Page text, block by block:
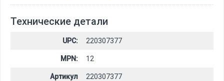
Технические детали
UPC: 220307377
MPN: 12
Артикул
220307377